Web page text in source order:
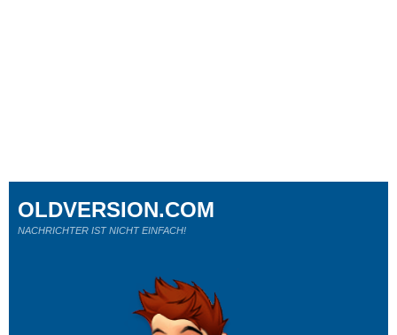
OLDVERSION.COM
NACHRICHTER IST NICHT EINFACH!